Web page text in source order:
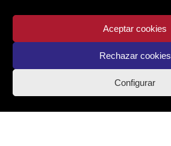
Aceptar cookies
Rechazar cookies
Configurar
Síguenos
Actualidad
Contacto